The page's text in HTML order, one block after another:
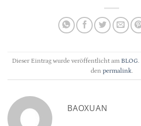
Dieser Eintrag wurde veröffentlicht am BLOG
den permalink.
BAOXUAN